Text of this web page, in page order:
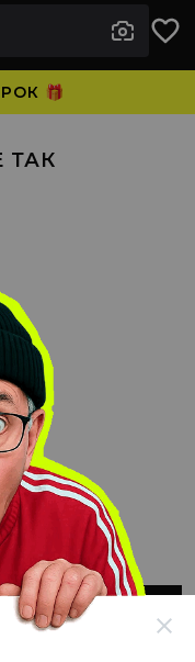
🎁
ТАК
а пока